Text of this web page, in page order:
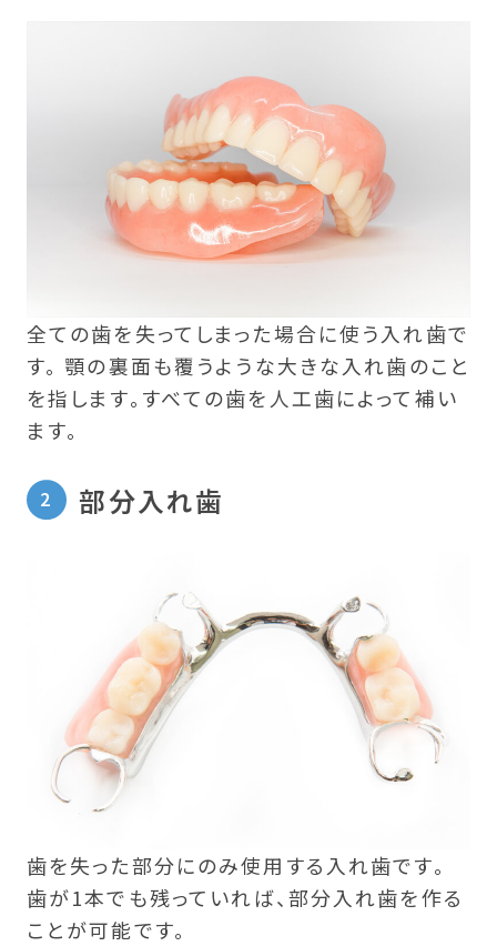
全ての歯を失ってしまった場合に使う入れ歯で
す。 顎の裏面も覆うような大きな入れ歯のこと
を指します。すべての歯を人工歯によって補い
ます。
部分入れ歯
歯を失った部分にのみ使用する入れ歯です。
歯が1本でも残っていれば、部分入れ歯を作る
ことが可能です。